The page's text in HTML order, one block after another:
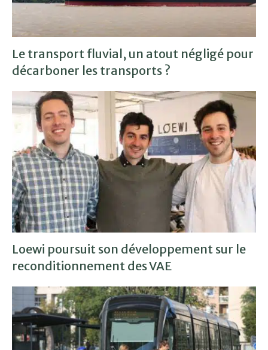
Le transport fluvial, un atout négligé pour
décarboner les transports ?
Loewi poursuit son développement sur le
reconditionnement des VAE